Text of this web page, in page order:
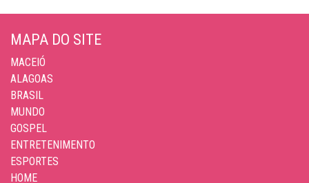
MAPA DO SITE
MACEIÓ
ALAGOAS
BRASIL
MUNDO
GOSPEL
ENTRETENIMENTO
ESPORTES
HOME